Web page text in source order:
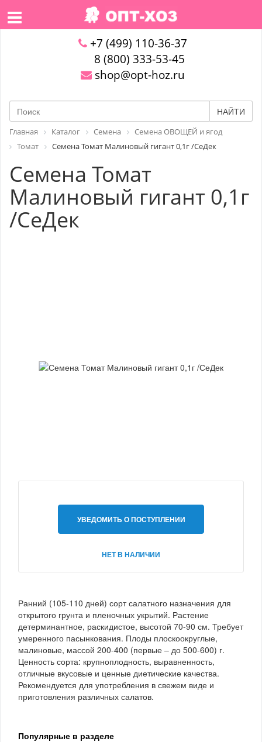
+7 (499) 110-36-37
8 (800) 333-53-45
shop@opt-hoz.ru
НАЙТИ
Главная Каталог Семена
Семена ОВОЩЕЙ и ягод
Томат
Семена Томат Малиновый гигант 0,1г /СеДек
Семена Томат
Малиновый гигант 0,1г
/СеДек
УВЕДОМИТЬ О ПОСТУПЛЕНИИ
НЕТ В НАЛИЧИИ
Ранний (105-110 дней) сорт салатного назначения для
открытого грунта и пленочных укрытий. Растение
детерминантное, раскидистое, высотой 70-90 см. Требует
умеренного пасынкования. Плоды плоскоокруглые,
малиновые, массой 200-400 (первые – до 500-600) г.
Ценность сорта: крупноплодность, выравненность,
отличные вкусовые и ценные диетические качества.
Рекомендуется для употребления в свежем виде и
приготовления различных салатов.
Популярные в разделе